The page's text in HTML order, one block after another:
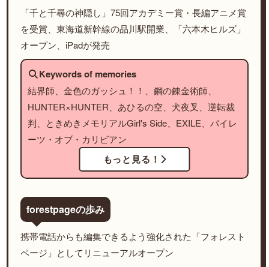
「千と千尋の神隠し」75回アカデミー賞・長編アニメ賞
を受賞、東海道新幹線の品川駅開業、「六本木ヒルズ」
オープン、iPadが発売
Keywords of memories
結界師、金色のガッシュ！！、鋼の錬金術師、
HUNTER×HUNTER、あひるの空、犬夜叉、逆転裁
判、ときめきメモリアルGirl's Side、EXILE、パイレ
ーツ・オブ・カリビアン
もっと見る！
forestpageの歩み
携帯電話からも編集できるよう強化された「フォレスト
ページ」としてリニューアルオープン